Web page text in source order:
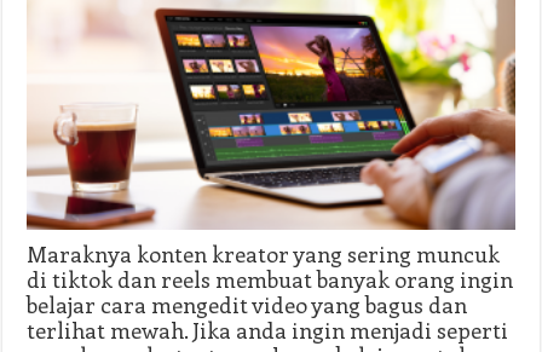
Maraknya konten kreator yang sering muncuk
di tiktok dan reels membuat banyak orang ingin
belajar cara mengedit video yang bagus dan
terlihat mewah. Jika anda ingin menjadi seperti